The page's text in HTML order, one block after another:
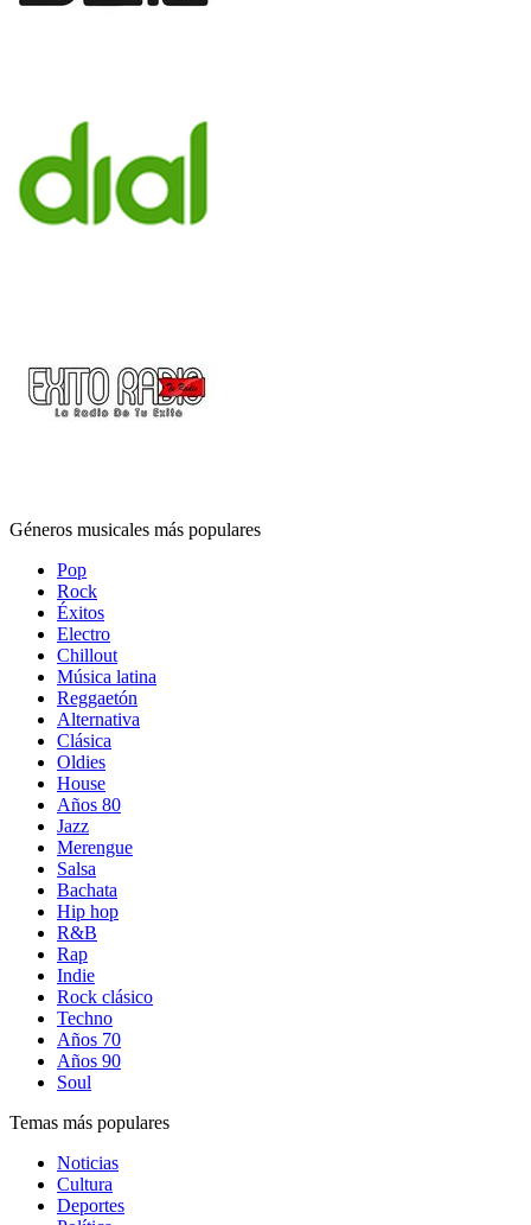
Géneros musicales más populares
Pop
Rock
Éxitos
Electro
Chillout
Música latina
Reggaetón
Alternativa
Clásica
Oldies
House
Años 80
Jazz
Merengue
Salsa
Bachata
Hip hop
R&B
Rap
Indie
Rock clásico
Techno
Años 70
Años 90
Soul
Temas más populares
Noticias
Cultura
Deportes